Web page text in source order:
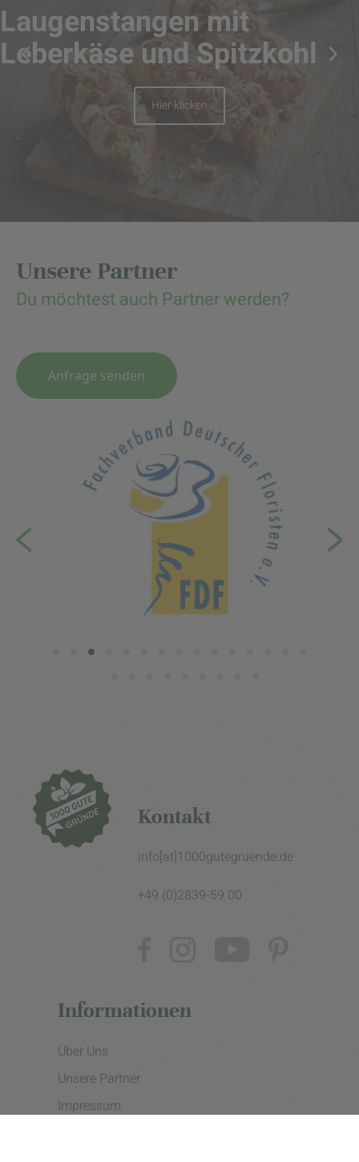
Laugenstangen mit
Leberkäse und Spitzkohl
Hier klicken
Unsere Partner
Du möchtest auch Partner werden?
Anfrage senden
Kontakt
info[at]1000gutegruende.de
+49 (0)2839-59 00
Informationen
Über Uns
Unsere Partner
Impressum